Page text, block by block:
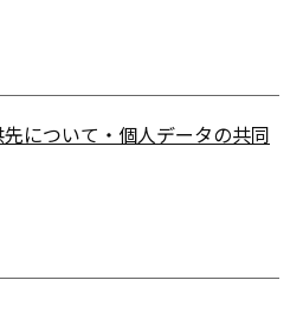
について・個人データの共同